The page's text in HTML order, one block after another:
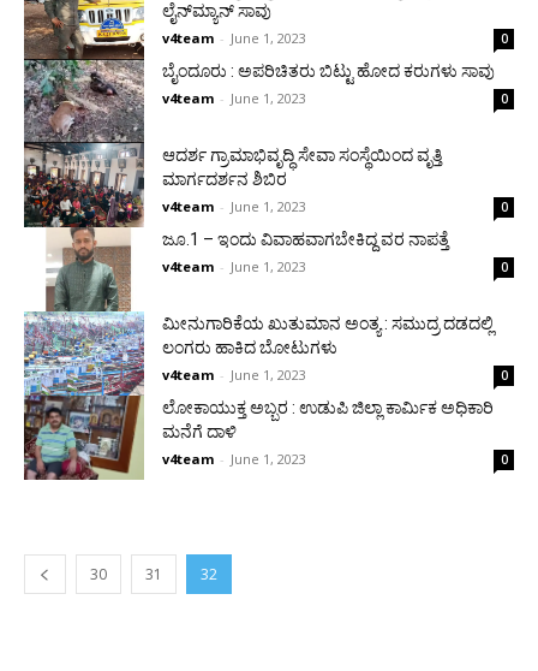
ಲೈನ್‍ಮ್ಯಾನ್ ಸಾವು
v4team - June 1, 2023 0
ಬೈಂದೂರು : ಅಪರಿಚಿತರು ಬಿಟ್ಟು ಹೋದ ಕರುಗಳು ಸಾವು
v4team - June 1, 2023 0
ಆದರ್ಶ ಗ್ರಾಮಾಭಿವೃದ್ಧಿ ಸೇವಾ ಸಂಸ್ಥೆಯಿಂದ ವೃತ್ತಿ
ಮಾರ್ಗದರ್ಶನ ಶಿಬಿರ
v4team - June 1, 2023 0
ಜೂ.1 – ಇಂದು ವಿವಾಹವಾಗಬೇಕಿದ್ದ ವರ ನಾಪತ್ತೆ
v4team - June 1, 2023 0
ಮೀನುಗಾರಿಕೆಯ ಖುತುಮಾನ ಅಂತ್ಯ : ಸಮುದ್ರ ದಡದಲ್ಲಿ
ಲಂಗರು ಹಾಕಿದ ಬೋಟುಗಳು
v4team - June 1, 2023 0
ಲೋಕಾಯುಕ್ತ ಅಬ್ಬರ : ಉಡುಪಿ ಜಿಲ್ಲಾ ಕಾರ್ಮಿಕ ಅಧಿಕಾರಿ
ಮನೆಗೆ ದಾಳಿ
v4team - June 1, 2023 0
30 31 32